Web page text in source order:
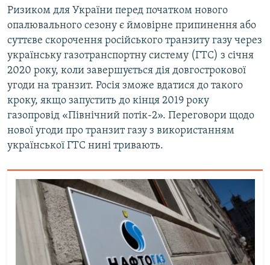
Ризиком для України перед початком нового
опалювального сезону є ймовірне припинення або
суттєве скорочення російського транзиту газу через
українську газотранспортну систему (ГТС) з січня
2020 року, коли завершується дія довгострокової
угоди на транзит. Росія зможе вдатися до такого
кроку, якщо запустить до кінця 2019 року
газопровід «Північний потік-2». Переговори щодо
нової угоди про транзит газу з використанням
української ГТС нині тривають.